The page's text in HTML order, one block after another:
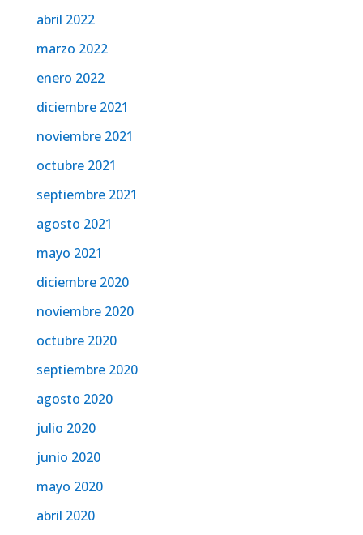
abril 2022
marzo 2022
enero 2022
diciembre 2021
noviembre 2021
octubre 2021
septiembre 2021
agosto 2021
mayo 2021
diciembre 2020
noviembre 2020
octubre 2020
septiembre 2020
agosto 2020
julio 2020
junio 2020
mayo 2020
abril 2020